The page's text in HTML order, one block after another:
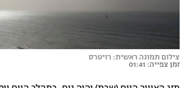
צילום תמונה ראשית: רויטרס
זמן צפייה: 01:41